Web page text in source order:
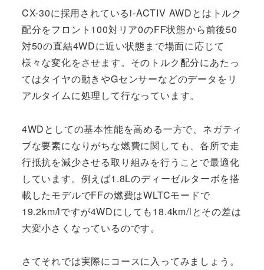
CX-30に採用されているi-ACTIV AWDとはトルク
配分をフロント100対リア0のFF状態から前後50
対50の直結4WDに近い状態まで場面に応じて
様々な変化をさせます。そのトルク配分にあたっ
てはタイヤの動きやGセンサーなどのデータをリ
アルタイムに処理して行なっています。
4WDとしての基本性能を高める一方で、ネガティ
ブな要素になりがちな燃費に関しても、各所で走
行抵抗を減少させる取り組みを行うことで最適化
しています。例えば1.8Lのディーゼルターボを搭
載したモデルでFFの燃費はWLTCモードで
19.2km/lですが4WDにしても18.4km/lとその差は
大変小さくなっているのです。
さてそれでは実際にコースに入ってみましょう。